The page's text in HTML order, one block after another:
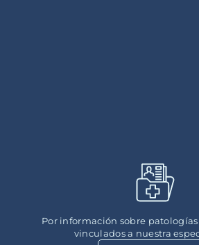
Por información sobre
vinculados a nuestra